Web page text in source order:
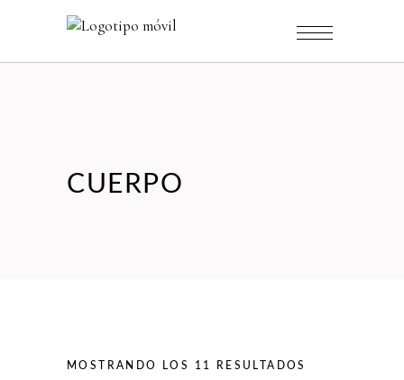
CUERPO
MOSTRANDO LOS 11 RESULTADOS